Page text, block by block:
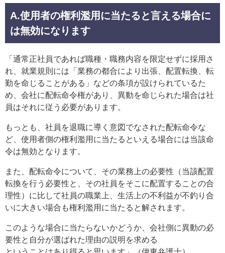
A.使用者の権利濫用に当たると言える場合に
は無効になります
「通常正社員であれば職種・職務内容を限定せずに採用さ
れ、就業規則には「業務の都合により出張、配置転換、転
勤を命じることがある」などの条項が設けられているた
め、会社に配転命令権があり、異動を命じられた場合は社
員はそれに従う必要があります。
もっとも、社員を退職に導く意図でなされた配転命令な
ど、使用者側の権利濫用に当たるといえる場合には当該命
令は無効となります。
また、配転命令について、その業務上の必要性（当該配置
転換を行う必要性と、その社員をそこに配置することの合
理性）に比して社員の職業上、生活上の不利益が不釣り合
いに大きい場合も権利濫用に当たると解されます。
このような場合に当たらないかどうか、会社側に異動の必
要性と自分が選ばれた理由の説明を求める